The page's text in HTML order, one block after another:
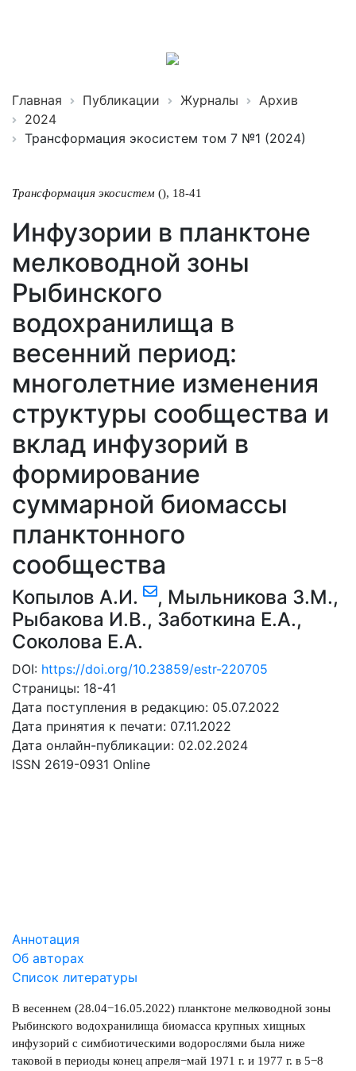
Главная Публикации Журналы
Архив
2024
Трансформация экосистем том 7 №1 (2024)
Трансформация экосистем (), 18-41
Инфузории в планктоне
мелководной зоны
Рыбинского
водохранилища в
весенний период:
многолетние изменения
структуры сообщества и
вклад инфузорий в
формирование
суммарной биомассы
планктонного
сообщества
Копылов А.И. , Мыльникова З.М.,
Рыбакова И.В., Заботкина Е.А.,
Соколова Е.А.
DOI: https://doi.org/10.23859/estr-220705
Страницы: 18-41
Дата поступления в редакцию: 05.07.2022
Дата принятия к печати: 07.11.2022
Дата онлайн-публикации: 02.02.2024
ISSN 2619-0931 Online
Аннотация
Об авторах
Список литературы
В весеннем (28.04−16.05.2022) планктоне мелководной зоны
Рыбинского водохранилища биомасса крупных хищных
инфузорий с симбиотическими водорослями была ниже
таковой в периоды конец апреля−май 1971 г. и 1977 г. в 5−8